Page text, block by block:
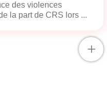
des violences
la part de CRS lors ...
+